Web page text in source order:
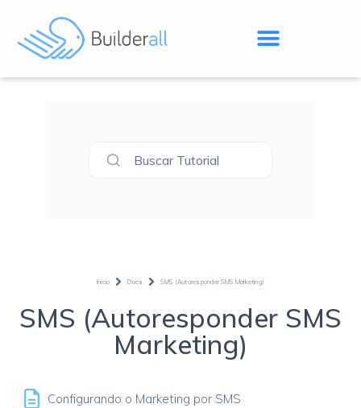
Buscar Tutorial
Inicio Docs SMS (Autoresponder SMS Marketing)
SMS (Autoresponder SMS
Marketing)
Configurando o Marketing por SMS